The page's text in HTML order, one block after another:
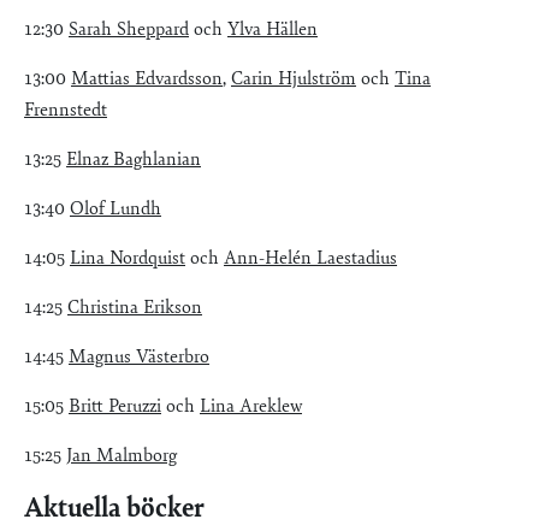
12:30 Sarah Sheppard och Ylva Hällen
13:00 Mattias Edvardsson, Carin Hjulström och Tina
Frennstedt
13:25 Elnaz Baghlanian
13:40 Olof Lundh
14:05 Lina Nordquist och Ann-Helén Laestadius
14:25 Christina Erikson
14:45 Magnus Västerbro
15:05 Britt Peruzzi och Lina Areklew
15:25 Jan Malmborg
Aktuella böcker